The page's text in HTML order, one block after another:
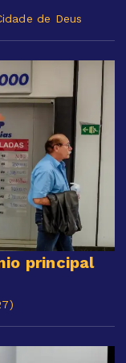
de Deus
principal